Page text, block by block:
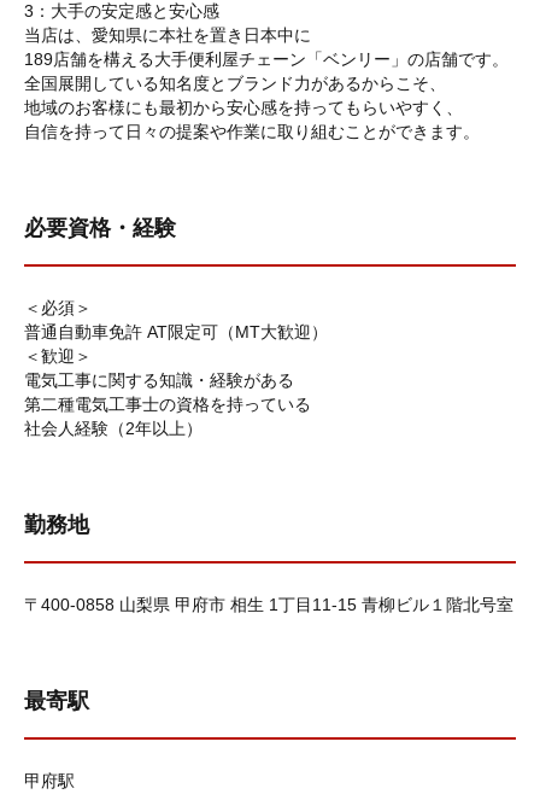
3：大手の安定感と安心感
当店は、愛知県に本社を置き日本中に
189店舗を構える大手便利屋チェーン「ベンリー」の店舗です。
全国展開している知名度とブランド力があるからこそ、
地域のお客様にも最初から安心感を持ってもらいやすく、
自信を持って日々の提案や作業に取り組むことができます。
必要資格・経験
＜必須＞
普通自動車免許 AT限定可（MT大歓迎）
＜歓迎＞
電気工事に関する知識・経験がある
第二種電気工事士の資格を持っている
社会人経験（2年以上）
勤務地
〒400-0858 山梨県 甲府市 相生 1丁目11-15 青柳ビル１階北号室
最寄駅
甲府駅